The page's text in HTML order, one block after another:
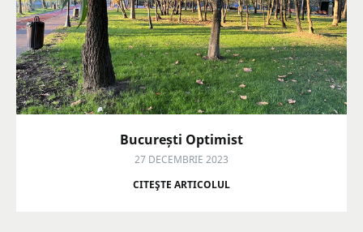
București Optimist
27 DECEMBRIE 2023
CITEŞTE ARTICOLUL